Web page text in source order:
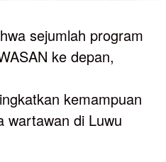
sejumlah program
ke depan,
kemampuan
wartawan di Luwu